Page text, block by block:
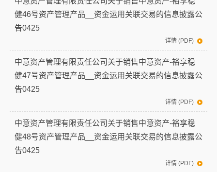
健46号资产管理产品__资金运用关联交易的信息披露公
告0425
详情 (PDF)
中意资产管理有限责任公司关于销售中意资产-裕享稳
健47号资产管理产品__资金运用关联交易的信息披露公
告0425
详情 (PDF)
中意资产管理有限责任公司关于销售中意资产-裕享稳
健48号资产管理产品__资金运用关联交易的信息披露公
告0425
详情 (PDF)